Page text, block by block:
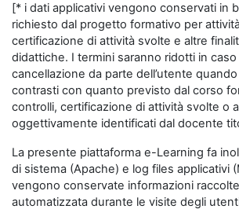
[* i dati applicativi vengono conservati in
richiesto dal progetto formativo per
certificazione di attività svolte e altre
didattiche. I termini saranno ridotti in
cancellazione da parte dell’utente
contrasti con quanto previsto dal corso
controlli, certificazione di attività svolte o
oggettivamente identificati dal docente
La presente piattaforma e-Learning fa
di sistema (Apache) e log files applicativi
vengono conservate informazioni
automatizzata durante le visite degli